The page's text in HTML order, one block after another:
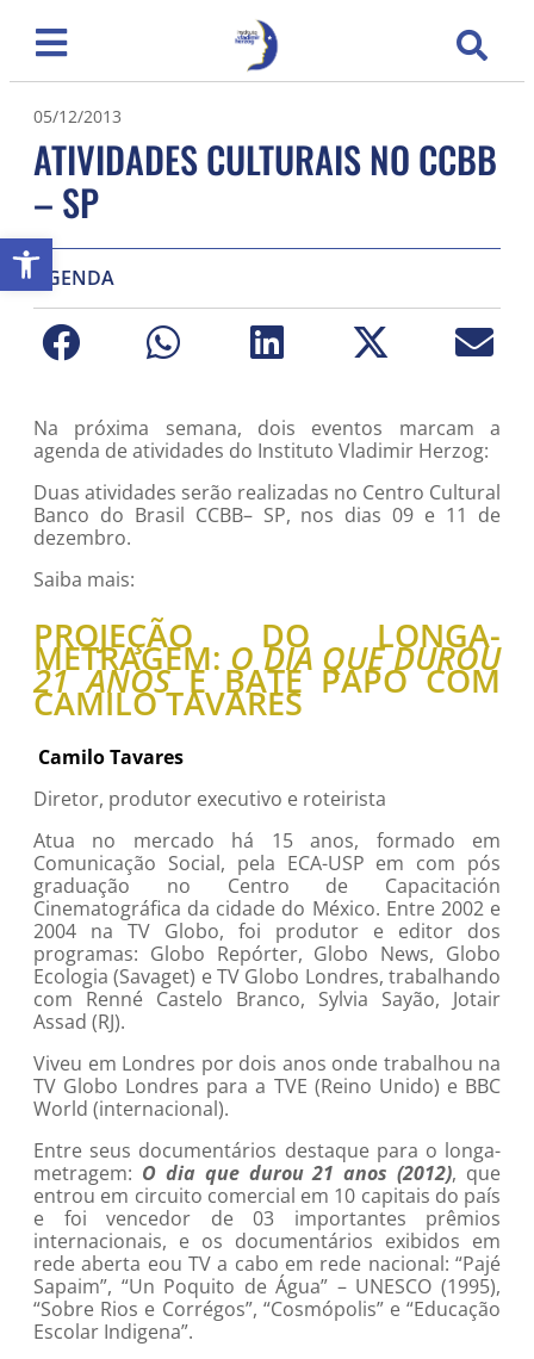
Abrir a barra de ferramentas
05/12/2013
ATIVIDADES CULTURAIS NO CCBB
– SP
AGENDA
Na próxima semana, dois eventos marcam a
agenda de atividades do Instituto Vladimir Herzog:
Duas atividades serão realizadas no Centro Cultural
Banco do Brasil CCBB– SP, nos dias 09 e 11 de
dezembro.
Saiba mais:
PROJEÇÃO DO LONGA-
METRAGEM: O DIA QUE DUROU
21 ANOSE BATE PAPO COM
CAMILO TAVARES
Camilo Tavares
Diretor, produtor executivo e roteirista
Atua no mercado há 15 anos, formado em
Comunicação Social, pela ECA-USP em com pós
graduação no Centro de Capacitación
Cinematográfica da cidade do México. Entre 2002 e
2004 na TV Globo, foi produtor e editor dos
programas: Globo Repórter, Globo News, Globo
Ecologia (Savaget) e TV Globo Londres, trabalhando
com Renné Castelo Branco, Sylvia Sayão, Jotair
Assad (RJ).
Viveu em Londres por dois anos onde trabalhou na
TV Globo Londres para a TVE (Reino Unido) e BBC
World (internacional).
Entre seus documentários destaque para o longa-
metragem: O dia que durou 21 anos (2012), que
entrou em circuito comercial em 10 capitais do país
e foi vencedor de 03 importantes prêmios
internacionais, e os documentários exibidos em
rede aberta eou TV a cabo em rede nacional: “Pajé
Sapaim”, “Un Poquito de Água” – UNESCO (1995),
“Sobre Rios e Corrégos”, “Cosmópolis” e “Educação
Escolar Indigena”.